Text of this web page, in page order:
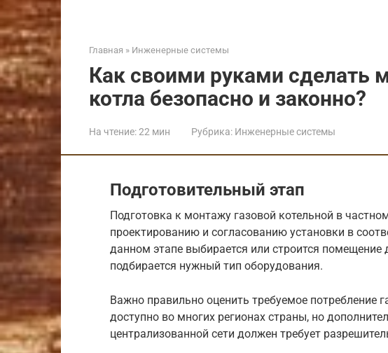
Главная » Инженерные системы
Как своими руками сделать
котла безопасно и законно?
На чтение:22 мин Рубрика: Инженерные системы
Подготовительный этап
Подготовка к монтажу газовой котельной в
проектированию и согласованию установки в
данном этапе выбирается или строится
подбирается нужный тип оборудования.
Важно правильно оценить требуемое потребление
доступно во многих регионах страны, но
централизованной сети должен требует